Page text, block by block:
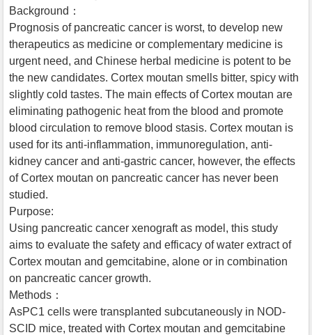
Background：
Prognosis of pancreatic cancer is worst, to develop new
therapeutics as medicine or complementary medicine is
urgent need, and Chinese herbal medicine is potent to be
the new candidates. Cortex moutan smells bitter, spicy with
slightly cold tastes. The main effects of Cortex moutan are
eliminating pathogenic heat from the blood and promote
blood circulation to remove blood stasis. Cortex moutan is
used for its anti-inflammation, immunoregulation, anti-
kidney cancer and anti-gastric cancer, however, the effects
of Cortex moutan on pancreatic cancer has never been
studied.
Purpose:
Using pancreatic cancer xenograft as model, this study
aims to evaluate the safety and efficacy of water extract of
Cortex moutan and gemcitabine, alone or in combination
on pancreatic cancer growth.
Methods：
AsPC1 cells were transplanted subcutaneously in NOD-
SCID mice, treated with Cortex moutan and gemcitabine